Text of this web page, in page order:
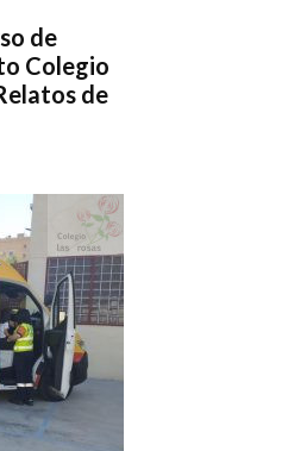
de
Colegio
de